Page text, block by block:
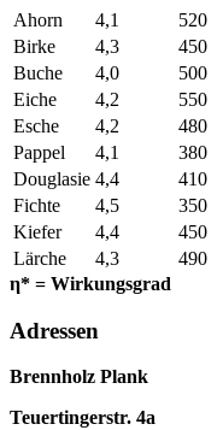
Ahorn 4,1 520
Birke
4,3 450
Buche
4,0 500
Eiche
4,2 550
Esche
4,2 480
Pappel
4,1 380
Douglasie 4,4 410
Fichte
4,5 350
Kiefer
4,4 450
Lärche
4,3 490
η* = Wirkungsgrad
Adressen
Brennholz Plank
Teuertingerstr. 4a